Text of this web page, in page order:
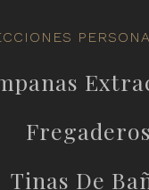
Fregaderos
Tinas De